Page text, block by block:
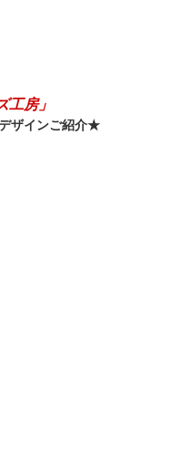
工房」
ザインご紹介★